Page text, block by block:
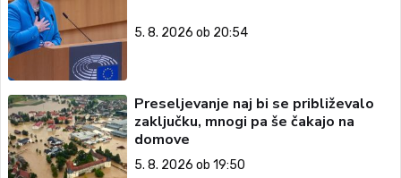
5. 8. 2026 ob 20:54
Preseljevanje naj bi se približevalo
zaključku, mnogi pa še čakajo na
domove
5. 8. 2026 ob 19:50